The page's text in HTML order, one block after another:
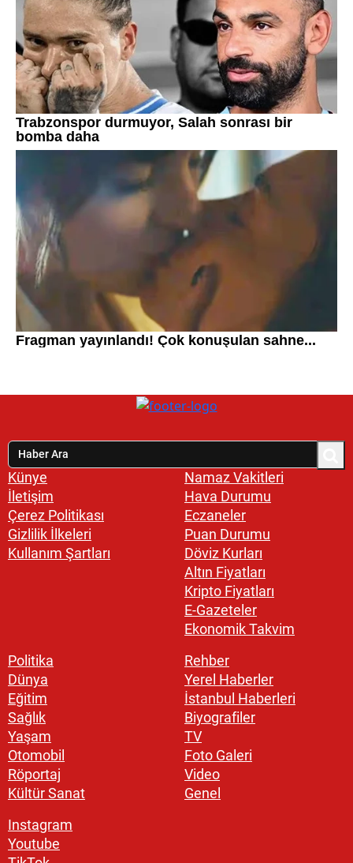
Künye
İletişim
Çerez Politikası
Gizlilik İlkeleri
Kullanım Şartları
Namaz Vakitleri
Hava Durumu
Eczaneler
Puan Durumu
Döviz Kurları
Altın Fiyatları
Kripto Fiyatları
E-Gazeteler
Ekonomik Takvim
Politika
Dünya
Eğitim
Sağlık
Yaşam
Otomobil
Röportaj
Kültür Sanat
Rehber
Yerel Haberler
İstanbul Haberleri
Biyografiler
TV
Foto Galeri
Video
Genel
Instagram
Youtube